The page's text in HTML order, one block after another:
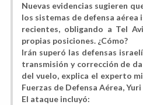
Nuevas evidencias sugieren
los sistemas de defensa
recientes, obligando a Tel
propias posiciones. ¿Cómo?
Irán superó las defensas
transmisión y corrección de
del vuelo, explica el experto
Fuerzas de Defensa Aérea,
El ataque incluyó: